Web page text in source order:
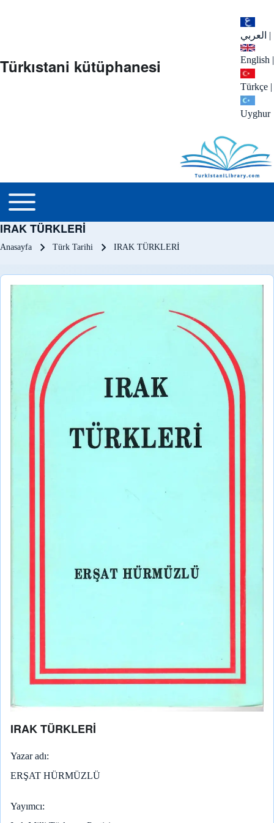
العربي |
English |
Türkçe |
Uyghur
Türkıstani kütüphanesi
menu_tr
Toggle main menu
IRAK TÜRKLERİ
Sayfa yolu
Anasayfa Türk Tarihi IRAK TÜRKLERİ
IRAK TÜRKLERİ
Yazar adı
ERŞAT HÜRMÜZLÜ
Yayımcı